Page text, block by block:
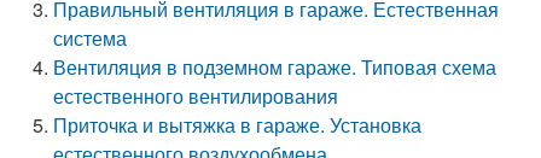
Правильный вентиляция в гараже. Естественная
система
Вентиляция в подземном гараже. Типовая схема
естественного вентилирования
Приточка и вытяжка в гараже. Установка